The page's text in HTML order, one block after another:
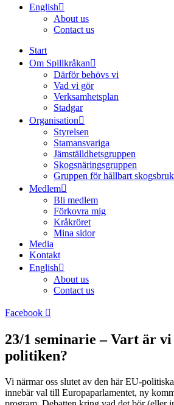
English
About us
Contact us
Start
Om Spillkråkan
Därför behövs vi
Vad vi gör
Verksamhetsplan
Stadgar
Organisation
Styrelsen
Stamansvariga
Jämställdhetsgruppen
Skogsnäringsgruppen
Gruppen för hållbart skogsbruk
Medlem
Bli medlem
Förkovra mig
Kråkröret
Mina sidor
Media
Kontakt
English
About us
Contact us
Facebook
23/1 seminarie – Vart är
politiken?
Vi närmar oss slutet av den här EU-
innebär val till Europaparlamentet, ny